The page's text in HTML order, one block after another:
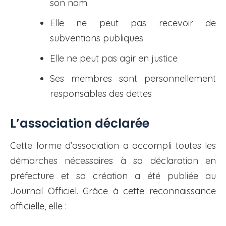
son nom
Elle ne peut pas recevoir de
subventions publiques
Elle ne peut pas agir en justice
Ses membres sont personnellement
responsables des dettes
L’association déclarée
Cette forme d’association a accompli toutes les
démarches nécessaires à sa déclaration en
préfecture et sa création a été publiée au
Journal Officiel. Grâce à cette reconnaissance
officielle, elle :